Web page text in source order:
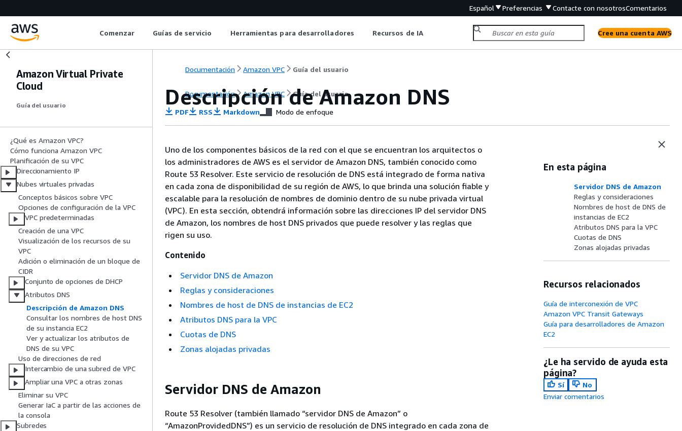
Español Preferencias Contacte con nosotrosComentarios
Comenzar Guías de servicio Herramientas para desarrolladores Recursos de IA Cree una cuenta AWS
Amazon Virtual Private
Cloud
Guía del usuario
¿Qué es Amazon VPC?
Cómo funciona Amazon VPC
Planificación de su VPC
Direccionamiento IP
Nubes virtuales privadas
Conceptos básicos sobre VPC
Opciones de configuración de la VPC
VPC predeterminadas
Creación de una VPC
Visualización de los recursos de su
VPC
Adición o eliminación de un bloque de
CIDR
Conjunto de opciones de DHCP
Atributos DNS
Descripción de Amazon DNS
Consultar los nombres de host DNS
de su instancia EC2
Ver y actualizar los atributos de
DNS de su VPC
Uso de direcciones de red
Intercambio de una subred de VPC
Ampliar una VPC a otras zonas
Eliminar su VPC
Generar IaC a partir de las acciones de
la consola
Subredes
Documentación Amazon VPC Guía del usuario
Documentación Amazon VPC Guía del usuario
Descripción de Amazon DNS
PDF RSS Markdown Modo de enfoque
Uno de los componentes básicos de la red con el que se encuentran los arquitectos o
los administradores de AWS es el servidor de Amazon DNS, también conocido como
Route 53 Resolver. Este servicio de resolución de DNS está integrado de forma nativa
en cada zona de disponibilidad de su región de AWS, lo que brinda una solución fiable y
escalable para la resolución de nombres de dominio dentro de su nube privada virtual
(VPC). En esta sección, obtendrá información sobre las direcciones IP del servidor DNS
de Amazon, los nombres de host DNS privados que puede resolver y las reglas que
rigen su uso.
Contenido
Servidor DNS de Amazon
Reglas y consideraciones
Nombres de host de DNS de instancias de EC2
Atributos DNS para la VPC
Cuotas de DNS
Zonas alojadas privadas
Servidor DNS de Amazon
Route 53 Resolver (también llamado “servidor DNS de Amazon” o
“AmazonProvidedDNS”) es un servicio de resolución de DNS integrado en cada zona de
En esta página
Servidor DNS de Amazon
Reglas y consideraciones
Nombres de host de DNS de
instancias de EC2
Atributos DNS para la VPC
Cuotas de DNS
Zonas alojadas privadas
Recursos relacionados
Guía de interconexión de VPC
Amazon VPC Transit Gateways
Guía para desarrolladores de Amazon
EC2
¿Le ha servido de ayuda esta
página?
Sí
No
Enviar comentarios